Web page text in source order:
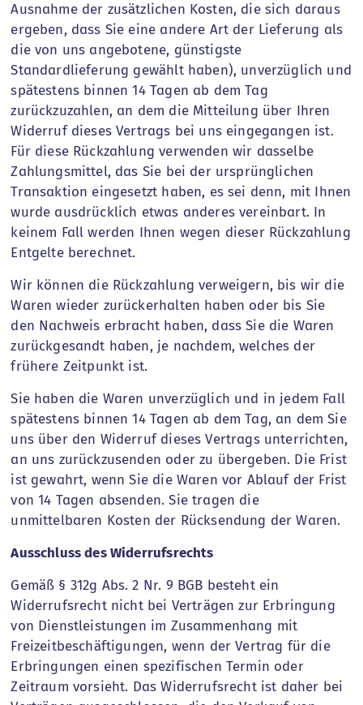
Ausnahme der zusätzlichen Kosten, die sich daraus
ergeben, dass Sie eine andere Art der Lieferung als
die von uns angebotene, günstigste
Standardlieferung gewählt haben), unverzüglich und
spätestens binnen 14 Tagen ab dem Tag
zurückzuzahlen, an dem die Mitteilung über Ihren
Widerruf dieses Vertrags bei uns eingegangen ist.
Für diese Rückzahlung verwenden wir dasselbe
Zahlungsmittel, das Sie bei der ursprünglichen
Transaktion eingesetzt haben, es sei denn, mit Ihnen
wurde ausdrücklich etwas anderes vereinbart. In
keinem Fall werden Ihnen wegen dieser Rückzahlung
Entgelte berechnet.
Wir können die Rückzahlung verweigern, bis wir die
Waren wieder zurückerhalten haben oder bis Sie
den Nachweis erbracht haben, dass Sie die Waren
zurückgesandt haben, je nachdem, welches der
frühere Zeitpunkt ist.
Sie haben die Waren unverzüglich und in jedem Fall
spätestens binnen 14 Tagen ab dem Tag, an dem Sie
uns über den Widerruf dieses Vertrags unterrichten,
an uns zurückzusenden oder zu übergeben. Die Frist
ist gewahrt, wenn Sie die Waren vor Ablauf der Frist
von 14 Tagen absenden. Sie tragen die
unmittelbaren Kosten der Rücksendung der Waren.
Ausschluss des Widerrufsrechts
Gemäß § 312g Abs. 2 Nr. 9 BGB besteht ein
Widerrufsrecht nicht bei Verträgen zur Erbringung
von Dienstleistungen im Zusammenhang mit
Freizeitbeschäftigungen, wenn der Vertrag für die
Erbringungen einen spezifischen Termin oder
Zeitraum vorsieht. Das Widerrufsrecht ist daher bei